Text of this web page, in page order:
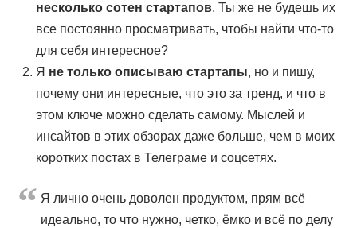
несколько сотен стартапов. Ты же не будешь их
все постоянно просматривать, чтобы найти что-то
для себя интересное?
Я не только описываю стартапы, но и пишу,
почему они интересные, что это за тренд, и что в
этом ключе можно сделать самому. Мыслей и
инсайтов в этих обзорах даже больше, чем в моих
коротких постах в Телеграме и соцсетях.
Я лично очень доволен продуктом, прям всё
идеально, то что нужно, четко, ёмко и всё по делу